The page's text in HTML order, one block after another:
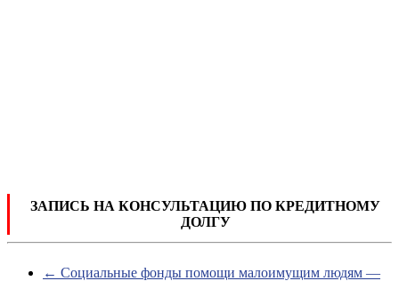
ЗАПИСЬ НА КОНСУЛЬТАЦИЮ ПО КРЕДИТНОМУ
ДОЛГУ
← Социальные фонды помощи малоимущим людям —